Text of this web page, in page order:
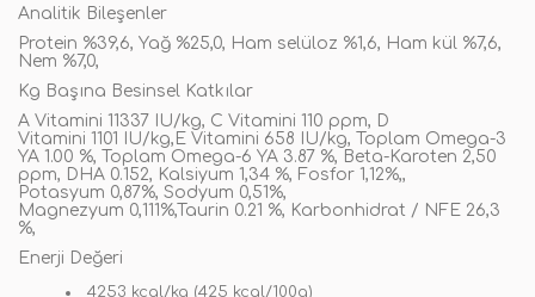
Analitik Bileşenler
Protein %39,6, Yağ %25,0, Ham selüloz %1,6, Ham kül %7,6,
Nem %7,0,
Kg Başına Besinsel Katkılar
A Vitamini 11337 IU/kg, C Vitamini 110 ppm, D
Vitamini 1101 IU/kg,E Vitamini 658 IU/kg, Toplam Omega-3
YA 1.00 %, Toplam Omega-6 YA 3.87 %, Beta-Karoten 2,50
ppm, DHA 0.152, Kalsiyum 1,34 %, Fosfor 1,12%,,
Potasyum 0,87%, Sodyum 0,51%,
Magnezyum 0,111%,Taurin 0.21 %, Karbonhidrat / NFE 26,3
%,
Enerji Değeri
4253 kcal/kg (425 kcal/100g)